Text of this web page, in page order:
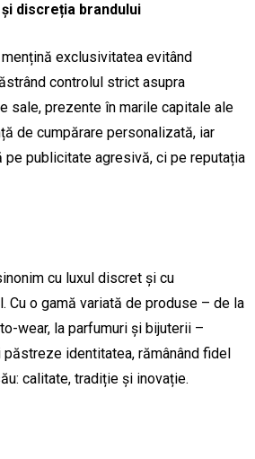
discreția brandului
exclusivitatea evitând
controlul strict asupra
sale, prezente în marile capitale ale
de cumpărare personalizată, iar
pe publicitate agresivă, ci pe reputația
cu luxul discret și cu
Cu o gamă variată de produse – de la
wear, la parfumuri și bijuterii –
identitatea, rămânând fidel
calitate, tradiție și inovație.